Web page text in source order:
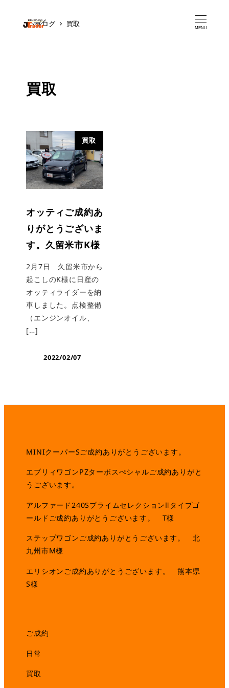
MENU
ブログ 買取
買取
買取
オッティご成約あ
りがとうございま
す。久留米市K様
2月7日 久留米市から
起こしのK様に日産の
オッティライダーを納
車しました。点検整備
（エンジンオイル、
[…]
2022/02/07
MINIクーパーSご成約ありがとうございます。
エブリィワゴンPZターボスぺシャルご成約ありがと
うございます。
アルファード240SプライムセレクションⅡタイプゴ
ールドご成約ありがとうございます。 T様
ステップワゴンご成約ありがとうございます。 北
九州市M様
エリシオンご成約ありがとうございます。 熊本県
S様
ご成約
日常
買取